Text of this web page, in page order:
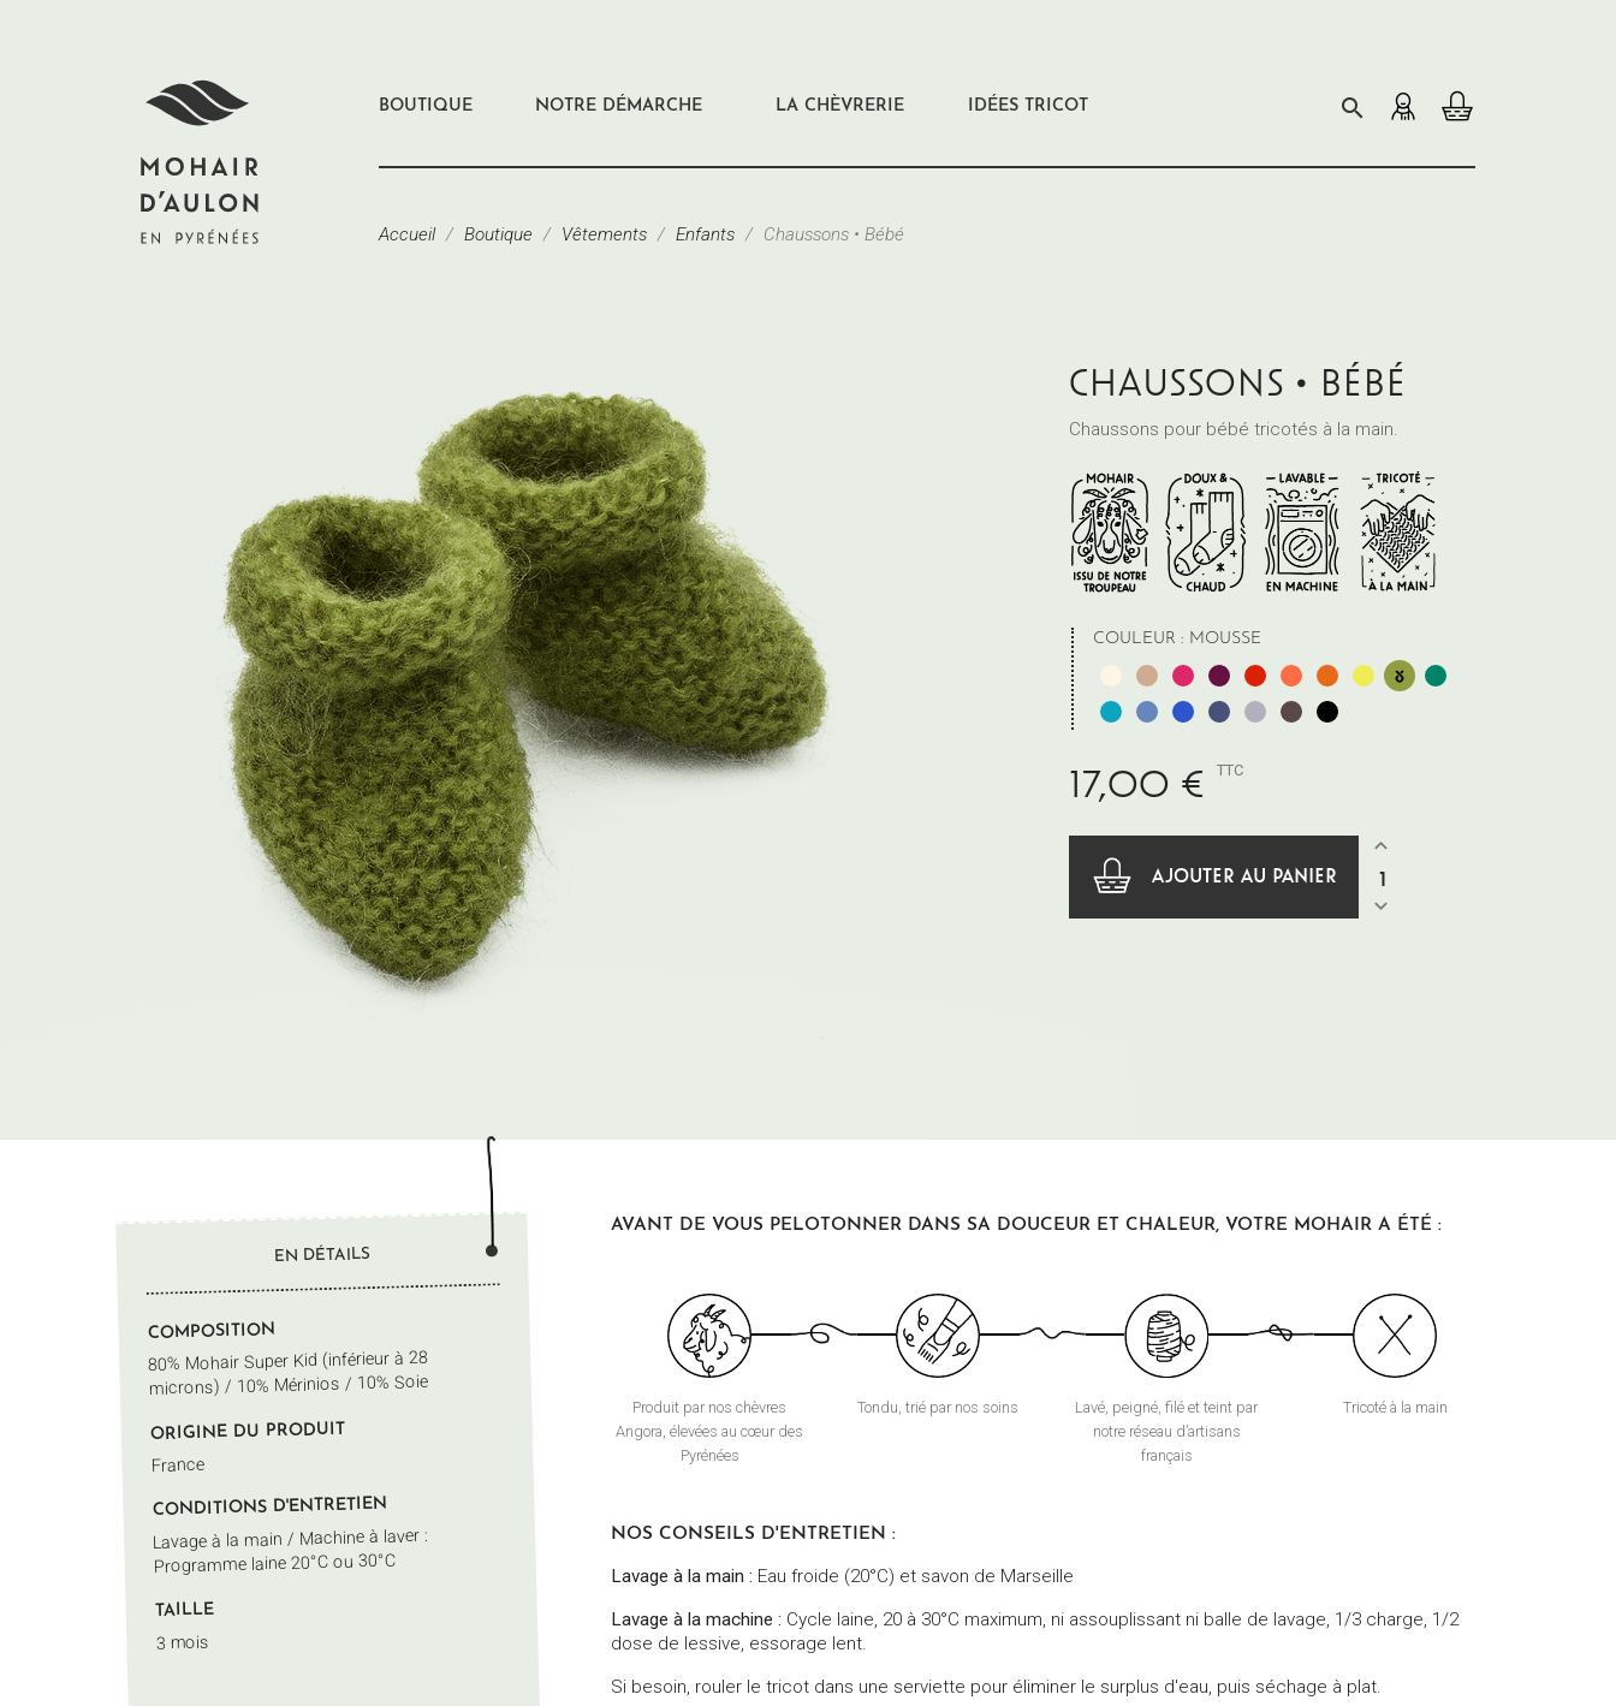
BOUTIQUE NOTRE DÉMARCHE LA CHÈVRERIE IDÉES TRICOT 
Accueil Boutique Vêtements Enfants Chaussons • Bébé
CHAUSSONS • BÉBÉ
Chaussons pour bébé tricotés à la main.
COULEUR : MOUSSE
Naturel
écru
Châtaignier
végétal
FuchsiaPruneCarminCorailSafranRéséda
Mousse
Véronèse
LagonIndigoBleu
France
ArdoiseGris Marmotte
Noir
17,00 € TTC
AJOUTER AU PANIER
EN DÉTAILS
COMPOSITION
80% Mohair Super Kid (inférieur à 28
microns) / 10% Mérinios / 10% Soie
ORIGINE DU PRODUIT
France
CONDITIONS D'ENTRETIEN
Lavage à la main / Machine à laver :
Programme laine 20°C ou 30°C
TAILLE
3 mois
AVANT DE VOUS PELOTONNER DANS SA DOUCEUR ET CHALEUR, VOTRE MOHAIR A ÉTÉ :
Produit par nos chèvres
Angora, élevées au cœur des
Pyrénées
Tondu, trié par nos soins
Lavé, peigné, filé et teint par
notre réseau d’artisans
français
Tricoté à la main
NOS CONSEILS D'ENTRETIEN :
Lavage à la main : Eau froide (20°C) et savon de Marseille
Lavage à la machine : Cycle laine, 20 à 30°C maximum, ni assouplissant ni balle de lavage, 1/3 charge, 1/2
dose de lessive, essorage lent.
Si besoin, rouler le tricot dans une serviette pour éliminer le surplus d'eau, puis séchage à plat.